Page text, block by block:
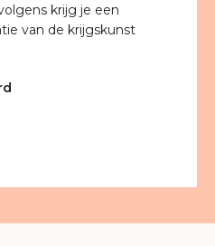
krijg je een
van de krijgskunst